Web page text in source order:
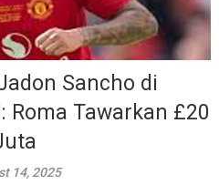
Sancho di
Roma Tawarkan £20
14, 2025